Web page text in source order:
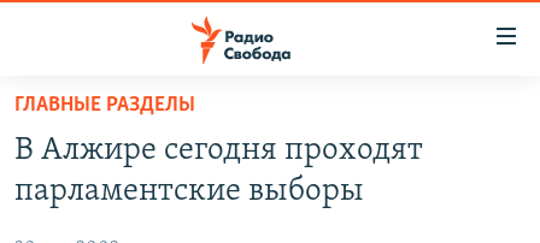
упрощенного
доступа
основному
ПОДКАСТЫ
АВТОРСКИЕ ПРОЕКТЫ
ГЛАВНЫЕ РАЗДЕЛЫ
В Алжире сегодня проходят
парламентские выборы